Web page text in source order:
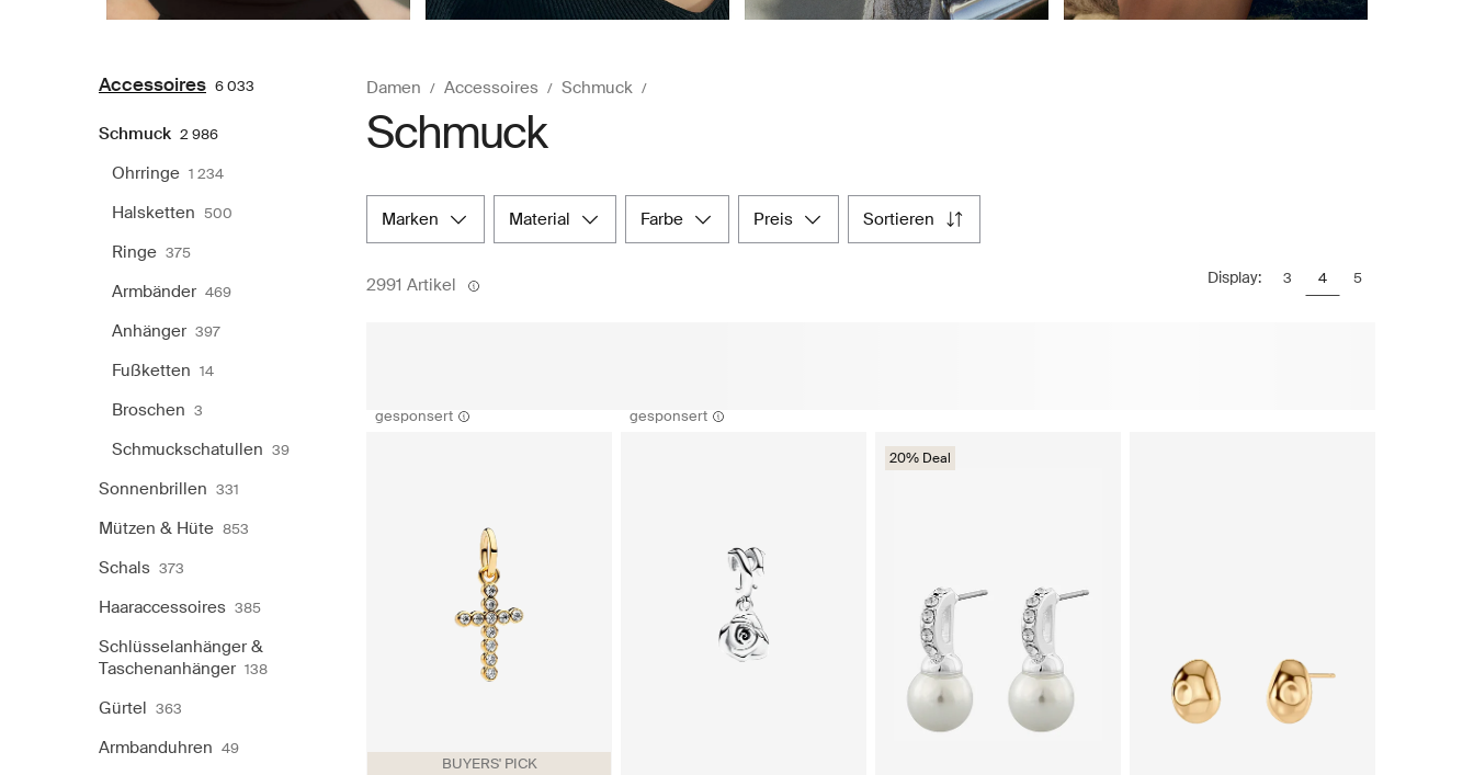
Accessoires 6 033
Schmuck 2 986
Ohrringe 1 234
Halsketten 500
Ringe 375
Armbänder 469
Anhänger 397
Fußketten 14
Broschen 3
Schmuckschatullen 39
Sonnenbrillen 331
Mützen & Hüte 853
Schals 373
Haaraccessoires 385
Schlüsselanhänger &
Taschenanhänger 138
Gürtel 363
Armbanduhren 49
Damen Accessoires Schmuck
Schmuck
marken material farbe preis sortieren
2991 Artikel Display: 3 4 5
gesponsert
BUYERS' PICK
gesponsert
20% Deal